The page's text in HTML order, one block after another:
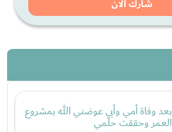
شارك الان
بعد وفاة أمي وأبي عوضني الله بمشروع
العمر وحققت حلمي